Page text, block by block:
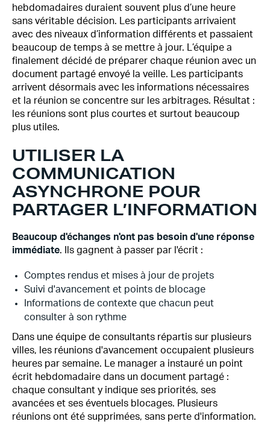
hebdomadaires duraient souvent plus d’une heure
sans véritable décision. Les participants arrivaient
avec des niveaux d’information différents et passaient
beaucoup de temps à se mettre à jour. L’équipe a
finalement décidé de préparer chaque réunion avec un
document partagé envoyé la veille. Les participants
arrivent désormais avec les informations nécessaires
et la réunion se concentre sur les arbitrages. Résultat :
les réunions sont plus courtes et surtout beaucoup
plus utiles.
UTILISER LA
COMMUNICATION
ASYNCHRONE POUR
PARTAGER L’INFORMATION
Beaucoup d'échanges n'ont pas besoin d'une réponse
immédiate. Ils gagnent à passer par l'écrit :
Comptes rendus et mises à jour de projets
Suivi d'avancement et points de blocage
Informations de contexte que chacun peut
consulter à son rythme
Dans une équipe de consultants répartis sur plusieurs
villes, les réunions d'avancement occupaient plusieurs
heures par semaine. Le manager a instauré un point
écrit hebdomadaire dans un document partagé :
chaque consultant y indique ses priorités, ses
avancées et ses éventuels blocages. Plusieurs
réunions ont été supprimées, sans perte d'information.